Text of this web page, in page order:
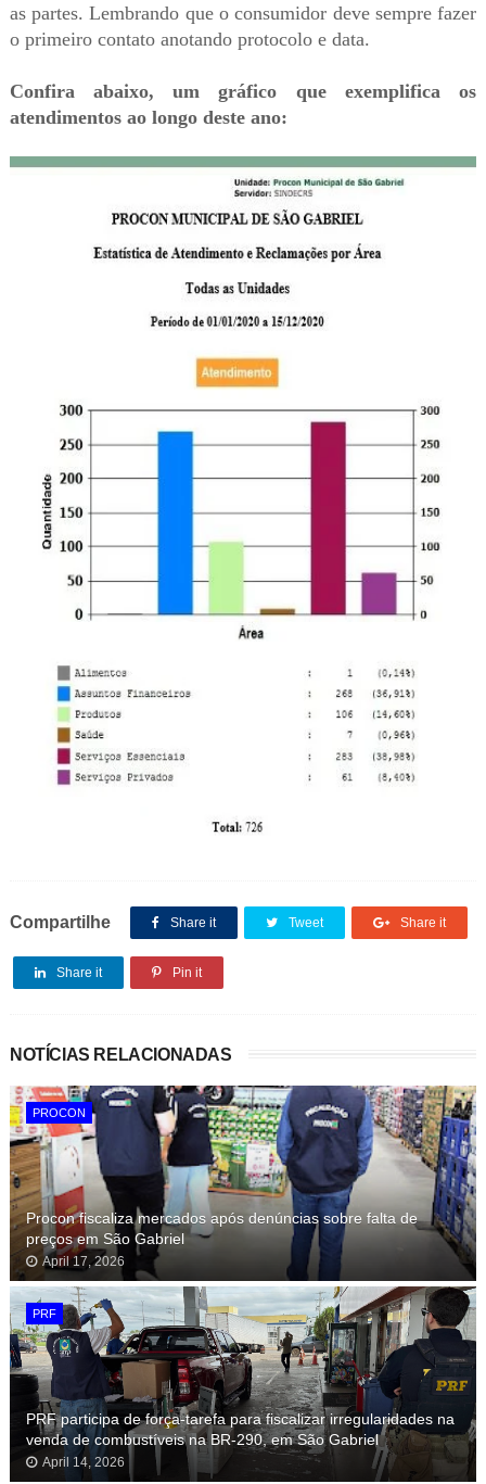
as partes. Lembrando que o consumidor deve sempre fazer
o primeiro contato anotando protocolo e data.
Confira abaixo, um gráfico que exemplifica os
atendimentos ao longo deste ano:
Compartilhe Share it Tweet Share it
Share it Pin it
NOTÍCIAS RELACIONADAS
PROCON
Procon fiscaliza mercados após denúncias sobre falta de
preços em São Gabriel
April 17, 2026
PRF
PRF participa de força-tarefa para fiscalizar irregularidades na
venda de combustíveis na BR-290, em São Gabriel
April 14, 2026